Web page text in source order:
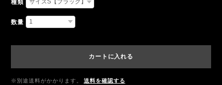
種類
数量
カートに入れる
※別途送料がかかります。
送料を確認する